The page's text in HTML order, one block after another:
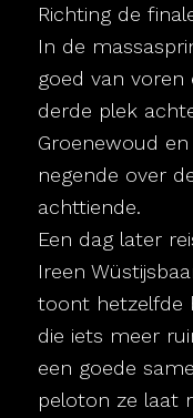
Richting de
In de
goed van voren
derde plek
Groenewoud
negende over
achttiende.
Een dag later
Ireen
toont hetzelfde
die iets meer
een goede
peloton ze laat